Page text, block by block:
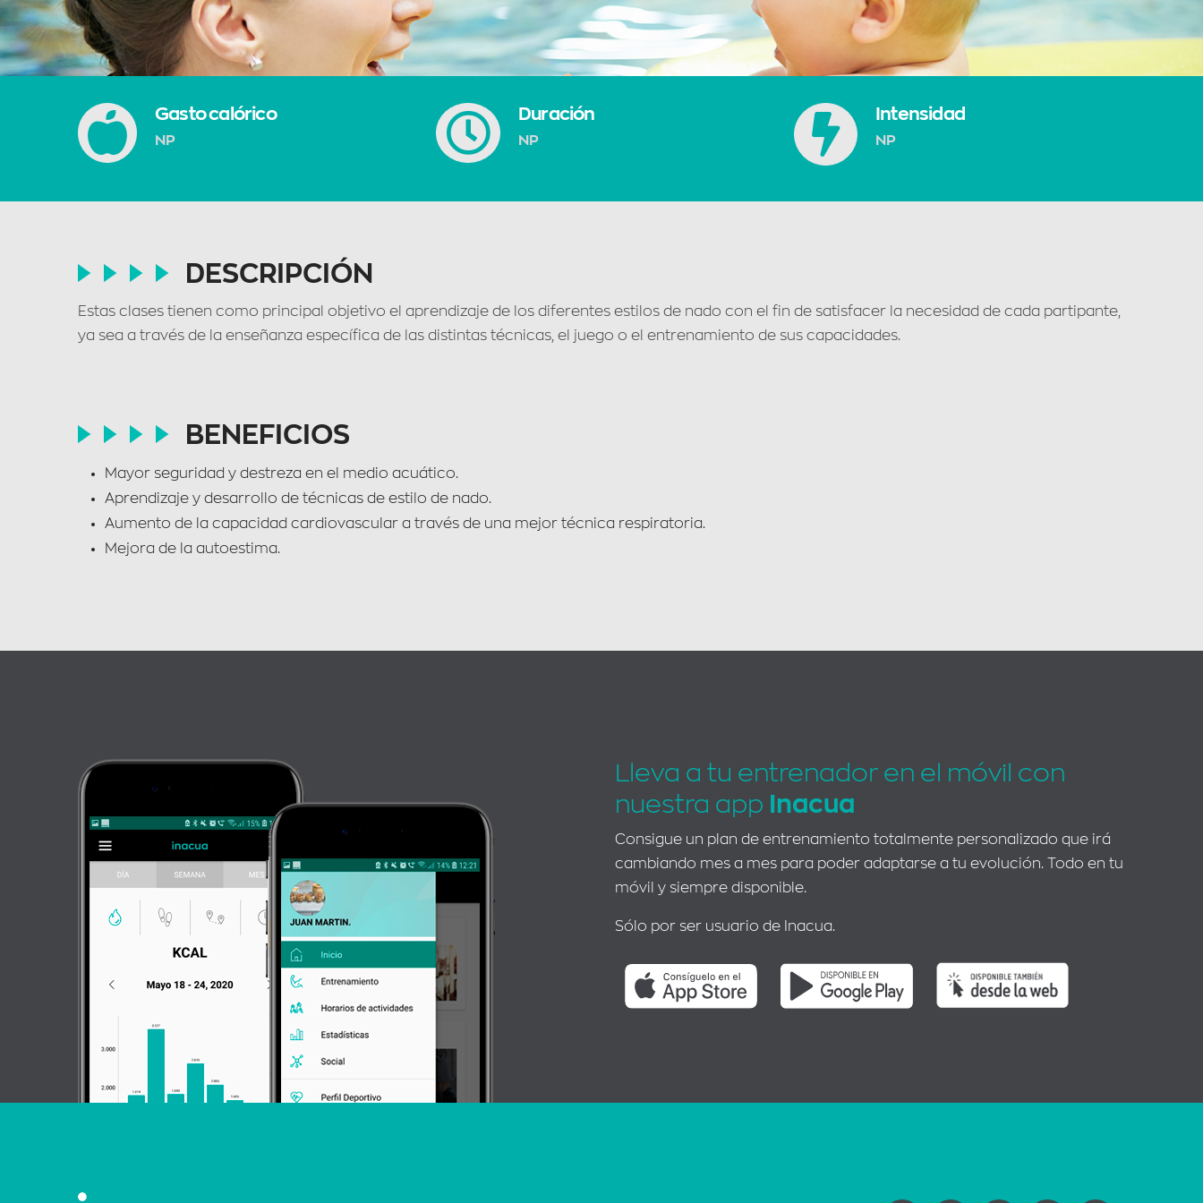
Gasto calórico
NP
Duración
NP
Intensidad
NP
DESCRIPCIÓN
Estas clases tienen como principal objetivo el aprendizaje de los diferentes estilos de nado con el fin de satisfacer la necesidad de cada partipante,
ya sea a través de la enseñanza específica de las distintas técnicas, el juego o el entrenamiento de sus capacidades.
BENEFICIOS
Mayor seguridad y destreza en el medio acuático.
Aprendizaje y desarrollo de técnicas de estilo de nado.
Aumento de la capacidad cardiovascular a través de una mejor técnica respiratoria.
Mejora de la autoestima.
Lleva a tu entrenador en el móvil con
nuestra app
Inacua
Consigue un plan de entrenamiento totalmente personalizado que irá
cambiando mes a mes para poder adaptarse a tu evolución. Todo en tu
móvil y siempre disponible.
Sólo por ser usuario de Inacua.